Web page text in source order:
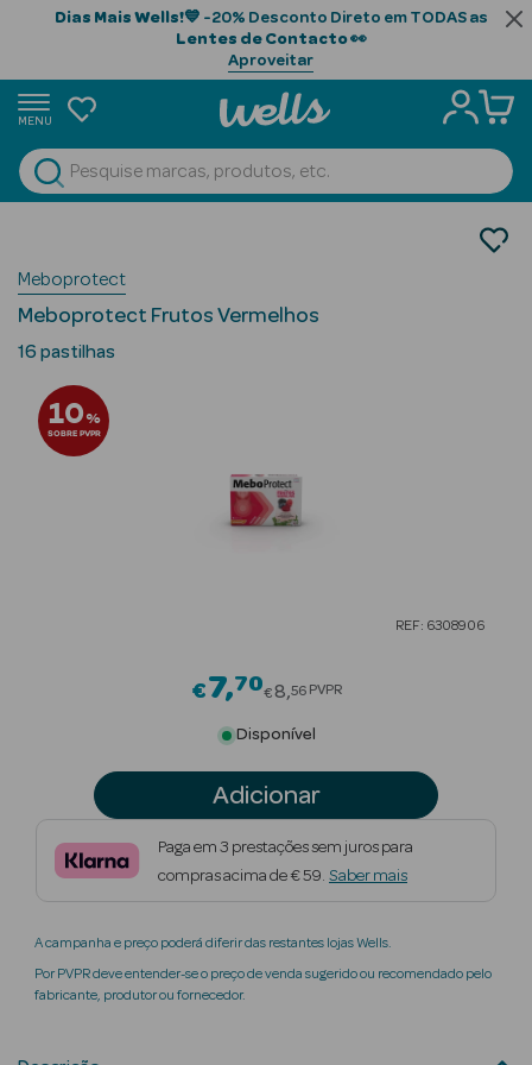
Dias Mais Wells!💙 -20% Desconto Direto em TODAS as
Lentes de Contacto👀
Aproveitar
MENU
Ver Tudo
Beauty Season
Cabelo
Profissional
Beauty Season
Cosmética
Beauty Season
Maquilhagem
Beauty Season
Perfumes
Pastilhas Garganta
Meboprotect
Meboprotect Frutos Vermelhos
16 pastilhas
10%
SOBRE PVPR
REF: 6308906
€7 70Price reduced from
€8 56 PVPR
Disponível
Adicionar
Paga em 3 prestações sem juros para
compras acima de € 59. Saber mais
A campanha e preço poderá diferir das restantes lojas Wells.
Por PVPR deve entender-se o preço de venda sugerido ou recomendado pelo
fabricante, produtor ou fornecedor.